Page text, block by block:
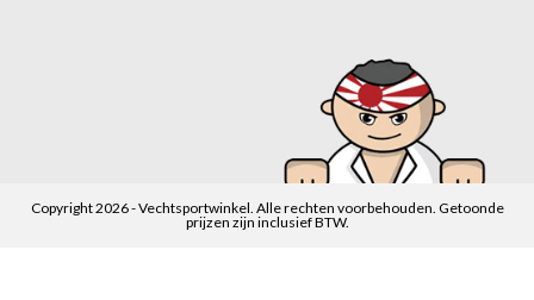
Copyright 2026 - Vechtsportwinkel. Alle rechten voorbehouden. Getoonde
prijzen zijn inclusief BTW.